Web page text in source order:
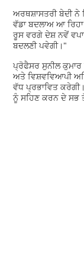
ਅਰਥਸ਼ਾਸਤਰੀ ਬੇਦੀ
ਵੱਡਾ ਬਦਲਾਅ ਆ
ਰੂਸ ਵਰਗੇ ਦੇਸ਼ ਨਵੇਂ
ਬਦਲਣੀ ਪਵੇਗੀ।"
ਪ੍ਰੋਫੈਸਰ ਸੁਨੀਲ ਕੁਮਾਰ
ਅਤੇ ਵਿਸ਼ਵਵਿਆਪੀ
ਵੱਧ ਪ੍ਰਭਾਵਿਤ
ਨੂੰ ਸਹਿਣ ਕਰਨ ਦੇ ਸਭ